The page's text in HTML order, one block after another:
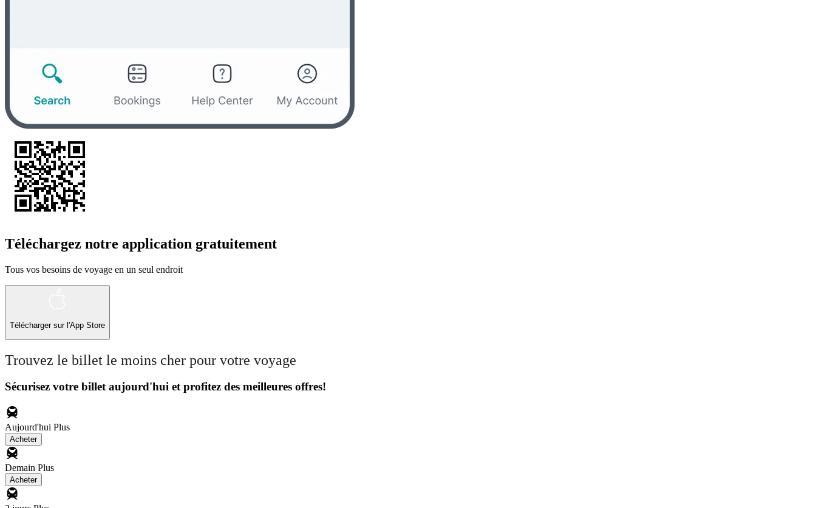
Téléchargez notre application gratuitement
Tous vos besoins de voyage en un seul endroit
Télécharger sur l'App Store
Trouvez le billet le moins cher pour votre voyage
Sécurisez votre billet aujourd'hui et profitez des meilleures offres!
Aujourd'hui Plus
Acheter
Demain Plus
Acheter